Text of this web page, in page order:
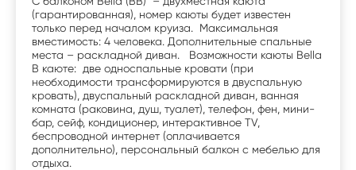
(гарантированная), номер каюты будет известен
только перед началом круиза. Максимальная
вместимость: 4 человека. Дополнительные спальные
места – раскладной диван. Возможности каюты Bella
В каюте: две односпальные кровати (при
необходимости трансформируются в двуспальную
кровать), двуспальный раскладной диван, ванная
комната (раковина, душ, туалет), телефон, фен, мини-
бар, сейф, кондиционер, интерактивное TV,
беспроводной интернет (оплачивается
дополнительно), персональный балкон с мебелью для
отдыха.